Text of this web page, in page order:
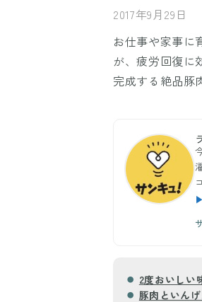
2017年9月29日
お仕事や家事に
が、疲労回復
完成する絶品豚
2度おいしい
豚肉といん